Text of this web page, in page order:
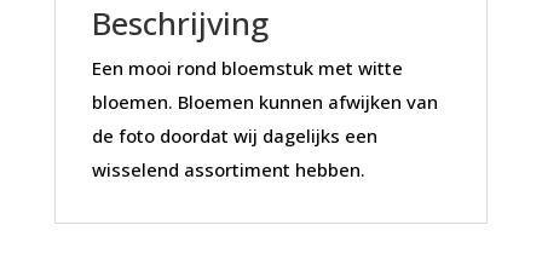
Beschrijving
Een mooi rond bloemstuk met witte
bloemen. Bloemen kunnen afwijken van
de foto doordat wij dagelijks een
wisselend assortiment hebben.